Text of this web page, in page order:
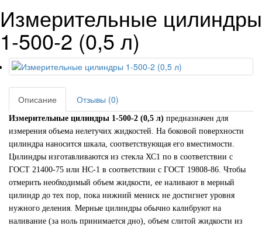
Измерительные цилиндры
1-500-2 (0,5 л)
Описание Отзывы (0)
Измерительные цилиндры 1-500-2 (0,5 л) предназначен для
измерения объема нелетучих жидкостей. На боковой поверхности
цилиндра наносится шкала, соответствующая его вместимости.
Цилиндры изготавливаются из стекла ХС1 по в соответствии с
ГОСТ 21400-75 или НС-1 в соответствии с ГОСТ 19808-86. Чтобы
отмерить необходимый объем жидкости, ее наливают в мерный
цилиндр до тех пор, пока нижний мениск не достигнет уровня
нужного деления. Мерные цилиндры обычно калибруют на
наливание (за ноль принимается дно), объем слитой жидкости из